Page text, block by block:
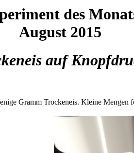
des
August 2015
auf
Gramm Trockeneis. Kleine Mengen